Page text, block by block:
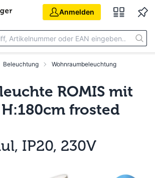
Anmelden
Beleuchtung Wohnraumbeleuchtung
ROMIS mit
frosted
IP20, 230V